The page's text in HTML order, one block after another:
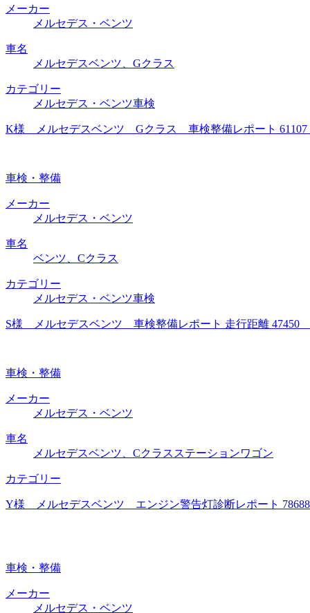
メーカー
メルセデス・ベンツ
車名
メルセデスベンツ、Gクラス
カテゴリー
メルセデス・ベンツ車検
K様 メルセデスベンツ Gクラス 車検整備レポート 61107
車検・整備
メーカー
メルセデス・ベンツ
車名
ベンツ、Cクラス
カテゴリー
メルセデス・ベンツ車検
S様 メルセデスベンツ 車検整備レポート 走行距離 47450
車検・整備
メーカー
メルセデス・ベンツ
車名
メルセデスベンツ、Cクラスステーションワゴン
カテゴリー
Y様 メルセデスベンツ エンジン警告灯診断レポート
車検・整備
メーカー
メルセデス・ベンツ